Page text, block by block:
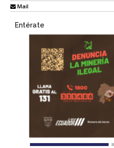
Mail
Entérate